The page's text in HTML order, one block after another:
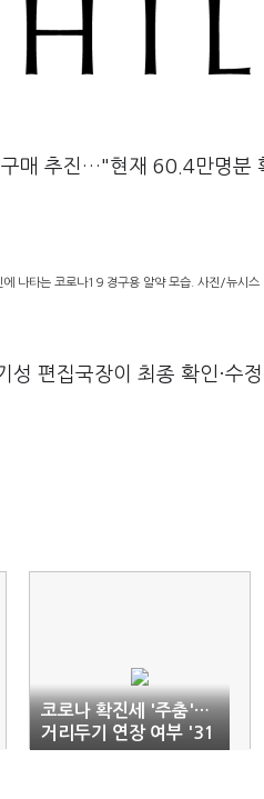
매 추진…"현재 60.4만명분
나타는 코로나19 경구용 알약 모습. 사진/뉴시스
편집국장이 최종 확인·수정
코로나 확진세 '주춤'…
거리두기 연장 여부 '31
일 발표'